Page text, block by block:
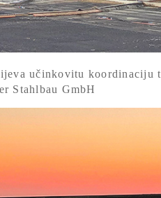
učinkovitu koordinaciju
Stahlbau GmbH